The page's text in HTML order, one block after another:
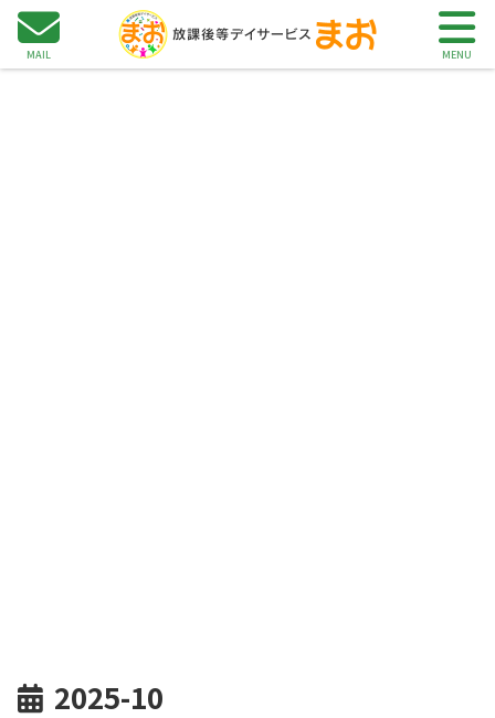
案内 主な活動内容 こんなお悩み アクセス 事業所について
2025-10
MAIL MENU